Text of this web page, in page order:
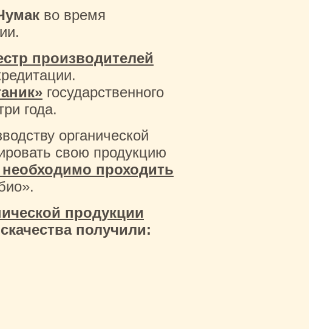
во время
производителей
государственного
года.
органической
свою продукцию
необходимо проходить
продукции
получили: